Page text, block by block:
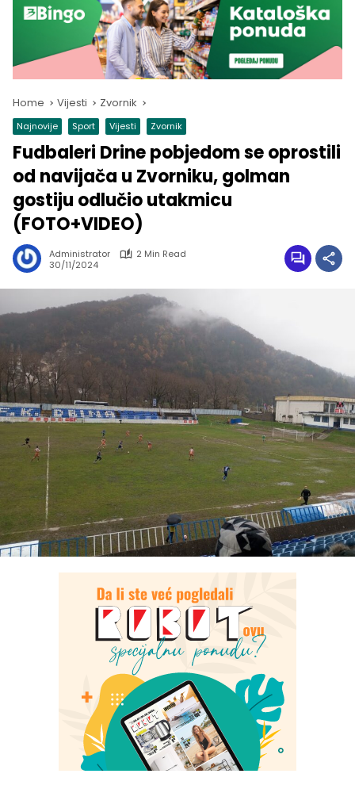
Home Vijesti Zvornik
Najnovije Sport Vijesti Zvornik
Fudbaleri Drine pobjedom se oprostili
od navijača u Zvorniku, golman
gostiju odlučio utakmicu
(FOTO+VIDEO)
Administrator
2 Min Read
30/11/2024